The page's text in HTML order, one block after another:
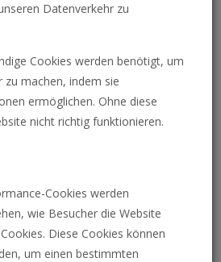
Kommentare und Nachrichten
Datenverkehr zu
Cookies werden benötigt, um
zu machen, indem sie
ermöglichen. Ohne diese
nicht richtig funktionieren.
Cookies werden
wie Besucher die Website
Diese Cookies können
um einen bestimmten